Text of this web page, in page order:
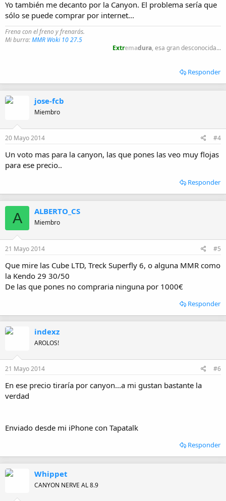
Yo también me decanto por la Canyon. El problema sería que
sólo se puede comprar por internet...
Frena con el freno y frenarás.
Mi burra:MMR Woki 10 27.5
Extremadura, esa gran desconocida...
Responder
jose-fcb
Miembro
20 Mayo 2014 #4
Un voto mas para la canyon, las que pones las veo muy flojas
para ese precio..
Responder
A ALBERTO_CS
Miembro
21 Mayo 2014 #5
Que mire las Cube LTD, Treck Superfly 6, o alguna MMR como
la Kendo 29 30/50
De las que pones no compraria ninguna por 1000€
Responder
indexz
AROLOS!
21 Mayo 2014 #6
En ese precio tiraría por canyon...a mi gustan bastante la
verdad
Enviado desde mi iPhone con Tapatalk
Responder
Whippet
CANYON NERVE AL 8.9